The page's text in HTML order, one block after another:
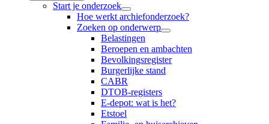
Start je onderzoek
Hoe werkt archiefonderzoek?
Zoeken op onderwerp
Belastingen
Beroepen en ambachten
Bevolkingsregister
Burgerlijke stand
CABR
DTOB-registers
E-depot: wat is het?
Etstoel